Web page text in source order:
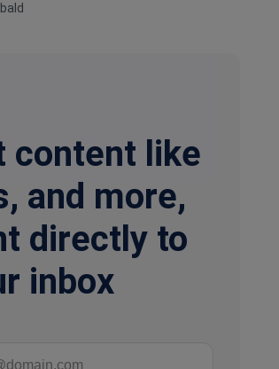
content like
and more,
directly to
inbox